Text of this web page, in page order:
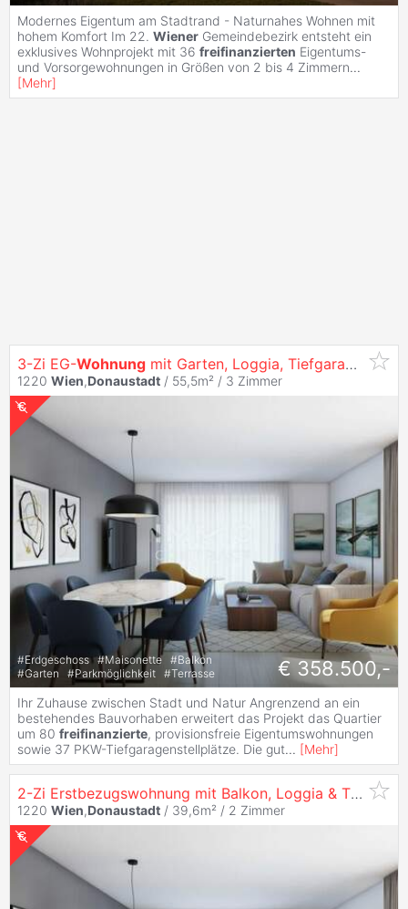
Modernes Eigentum am Stadtrand - Naturnahes Wohnen mit
hohem Komfort Im 22. Wiener Gemeindebezirk entsteht ein
exklusives Wohnprojekt mit 36 freifinanzierten Eigentums-
und Vorsorgewohnungen in Größen von 2 bis 4 Zimmern...
[Mehr]
3-Zi EG-Wohnung mit Garten, Loggia, Tiefgarage & U-Bahn Nähe in
1220 Wien,Donaustadt / 55,5m² / 3 Zimmer
#Erdgeschoss #Maisonette #Balkon
#Garten #Parkmöglichkeit #Terrasse € 358.500,-
Ihr Zuhause zwischen Stadt und Natur Angrenzend an ein
bestehendes Bauvorhaben erweitert das Projekt das Quartier
um 80 freifinanzierte, provisionsfreie Eigentumswohnungen
sowie 37 PKW-Tiefgaragenstellplätze. Die gut... [Mehr]
2-Zi Erstbezugswohnung mit Balkon, Loggia & Tiefgarage in
1220 Wien,Donaustadt / 39,6m² / 2 Zimmer